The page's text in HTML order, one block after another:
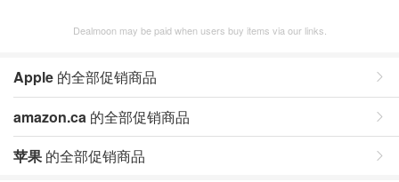
Dealmoon may be paid when users buy items via our links.
Apple 的全部促销商品
amazon.ca 的全部促销商品
苹果 的全部促销商品